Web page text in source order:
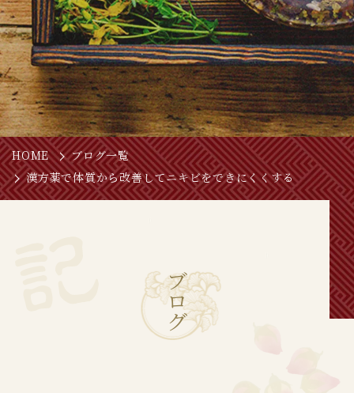
HOME
ブログ一覧
漢方薬で体質から改善してニキビをできにくくする
ブ
ロ
グ